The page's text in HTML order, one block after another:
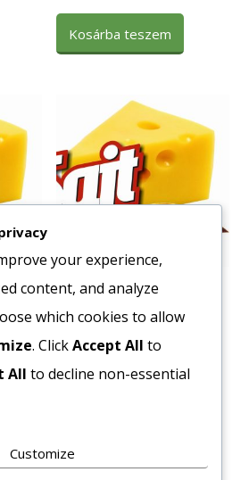
Kosárba teszem
Sajt Reszelt Trappista
2/1kg
4204Ft
Bruttó egység ár:ft/kg.
your experience,
content, and analyze
which cookies to allow
. ClickAccept All to
All to decline non-essential
Customize